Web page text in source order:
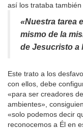
así los trataba también
«Nuestra tarea
mismo de la
de Jesucristo a
Este trato a los
con ellos, debe
«para ser creadores
ambientes»,
«solo podemos decir
reconocemos a Él en